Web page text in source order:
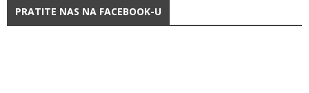
PRATITE NAS NA FACEBOOK-U